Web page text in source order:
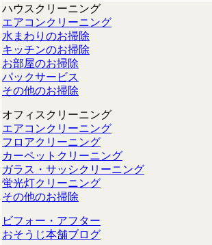
ハウスクリーニング
エアコンクリーニング
水まわりのお掃除
キッチンのお掃除
お部屋のお掃除
パックサービス
その他のお掃除
オフィスクリーニング
エアコンクリーニング
フロアクリーニング
カーペットクリーニング
ガラス・サッシクリーニング
蛍光灯クリーニング
その他のお掃除
ビフォー・アフター
おそうじ本舗ブログ